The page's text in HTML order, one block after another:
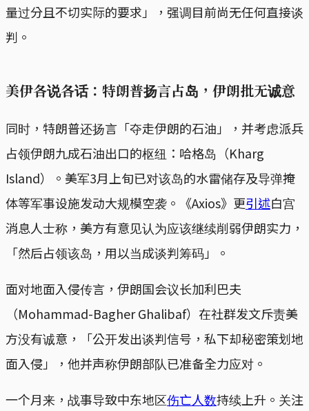
量过分且不切实际的要求」，强调目前尚无任何直接谈
判。
美伊各说各话：特朗普扬言占岛，伊朗批无诚意
同时，特朗普还扬言「夺走伊朗的石油」，并考虑派兵
占领伊朗九成石油出口的枢纽：哈格岛（Kharg
Island）。美军3月上旬已对该岛的水雷储存及导弹掩
体等军事设施发动大规模空袭。《Axios》更引述白宫
消息人士称，美方有意见认为应该继续削弱伊朗实力，
「然后占领该岛，用以当成谈判筹码」。
面对地面入侵传言，伊朗国会议长加利巴夫
（Mohammad-Bagher Ghalibaf）在社群发文斥责美
方没有诚意，「公开发出谈判信号，私下却秘密策划地
面入侵」，他并声称伊朗部队已准备全力应对。
一个月来，战事导致中东地区伤亡人数持续上升。关注